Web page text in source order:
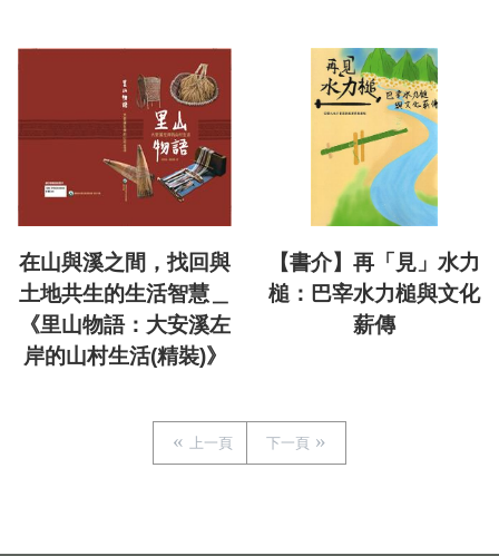
在山與溪之間，找回與
土地共生的生活智慧＿
《里山物語：大安溪左
岸的山村生活(精裝)》
【書介】再「見」水力
槌：巴宰水力槌與文化
薪傳
上一頁 下一頁